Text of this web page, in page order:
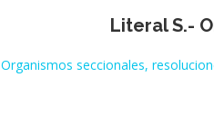
Literal S.-
Organismos seccionales,